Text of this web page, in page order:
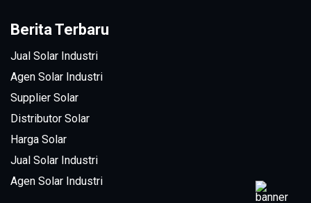
Berita Terbaru
Jual Solar Industri
Agen Solar Industri
Supplier Solar
Distributor Solar
Harga Solar
Jual Solar Industri
Agen Solar Industri